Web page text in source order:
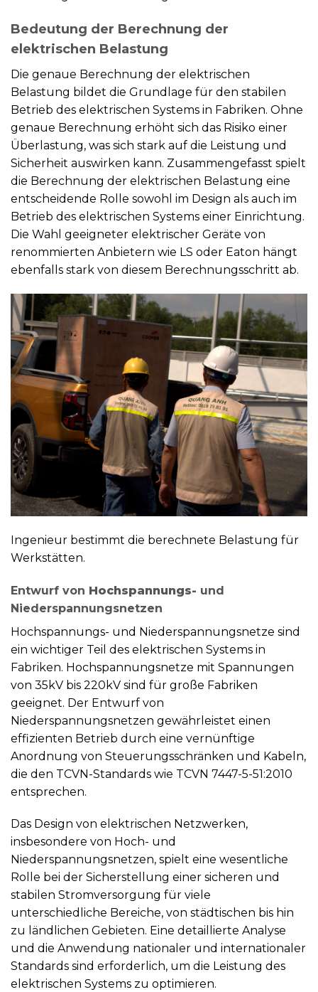
Bedeutung der Berechnung der
elektrischen Belastung
Die genaue Berechnung der elektrischen
Belastung bildet die Grundlage für den stabilen
Betrieb des elektrischen Systems in Fabriken. Ohne
genaue Berechnung erhöht sich das Risiko einer
Überlastung, was sich stark auf die Leistung und
Sicherheit auswirken kann. Zusammengefasst spielt
die Berechnung der elektrischen Belastung eine
entscheidende Rolle sowohl im Design als auch im
Betrieb des elektrischen Systems einer Einrichtung.
Die Wahl geeigneter elektrischer Geräte von
renommierten Anbietern wie LS oder Eaton hängt
ebenfalls stark von diesem Berechnungsschritt ab.
Ingenieur bestimmt die berechnete Belastung für
Werkstätten.
Entwurf von Hochspannungs- und
Niederspannungsnetzen
Hochspannungs- und Niederspannungsnetze sind
ein wichtiger Teil des elektrischen Systems in
Fabriken. Hochspannungsnetze mit Spannungen
von 35kV bis 220kV sind für große Fabriken
geeignet. Der Entwurf von
Niederspannungsnetzen gewährleistet einen
effizienten Betrieb durch eine vernünftige
Anordnung von Steuerungsschränken und Kabeln,
die den TCVN-Standards wie TCVN 7447-5-51:2010
entsprechen.
Das Design von elektrischen Netzwerken,
insbesondere von Hoch- und
Niederspannungsnetzen, spielt eine wesentliche
Rolle bei der Sicherstellung einer sicheren und
stabilen Stromversorgung für viele
unterschiedliche Bereiche, von städtischen bis hin
zu ländlichen Gebieten. Eine detaillierte Analyse
und die Anwendung nationaler und internationaler
Standards sind erforderlich, um die Leistung des
elektrischen Systems zu optimieren.